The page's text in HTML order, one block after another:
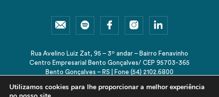
Rua Avelino Luiz Zat, 95 – 3º andar – Bairro Fenavinho
Centro Empresarial Bento Gonçalves/ CEP 95703-365
Bento Gonçalves – RS | Fone (54) 2102.6800
Utilizamos cookies para lhe proporcionar a melhor experiência